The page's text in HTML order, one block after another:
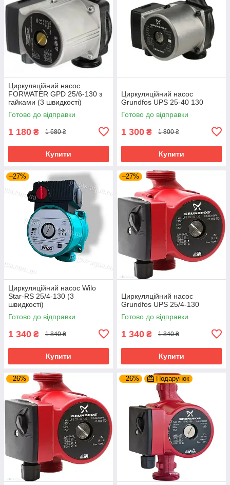
Циркуляційний насос
FORWATER GPD 25/6-130 з
гайками (3 швидкості)
Готово до відправки
1 180 ₴ 1 680 ₴
Купити
Циркуляційний насос
Grundfos UPS 25-40 130
Готово до відправки
1 300 ₴ 1 800 ₴
Купити
–27%
Циркуляційний насос Wilo
Star-RS 25/4-130 (3
швидкості)
Готово до відправки
1 340 ₴ 1 840 ₴
Купити
–27%
Циркуляційний насос
Grundfos UPS 25/4-130
Готово до відправки
1 340 ₴ 1 840 ₴
Купити
–26% –26% Подарунок